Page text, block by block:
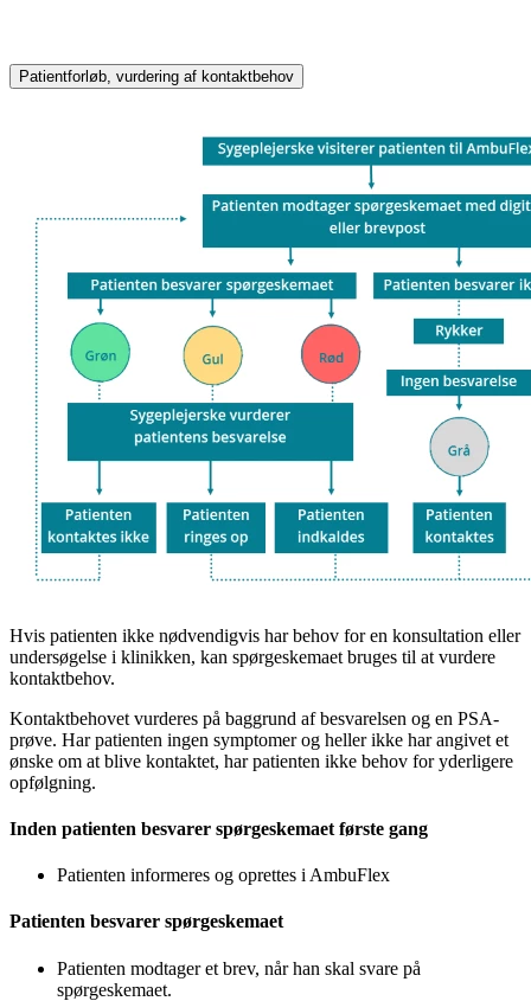
Patientforløb, vurdering af kontaktbehov
Hvis patienten ikke nødvendigvis har behov for en konsultation eller
undersøgelse i klinikken, kan spørgeskemaet bruges til at vurdere
kontaktbehov.
Kontaktbehovet vurderes på baggrund af besvarelsen og en PSA-
prøve. Har patienten ingen symptomer og heller ikke har angivet et
ønske om at blive kontaktet, har patienten ikke behov for yderligere
opfølgning.
Inden patienten besvarer spørgeskemaet første gang
Patienten informeres og oprettes i AmbuFlex
Patienten besvarer spørgeskemaet
Patienten modtager et brev, når han skal svare på
spørgeskemaet.